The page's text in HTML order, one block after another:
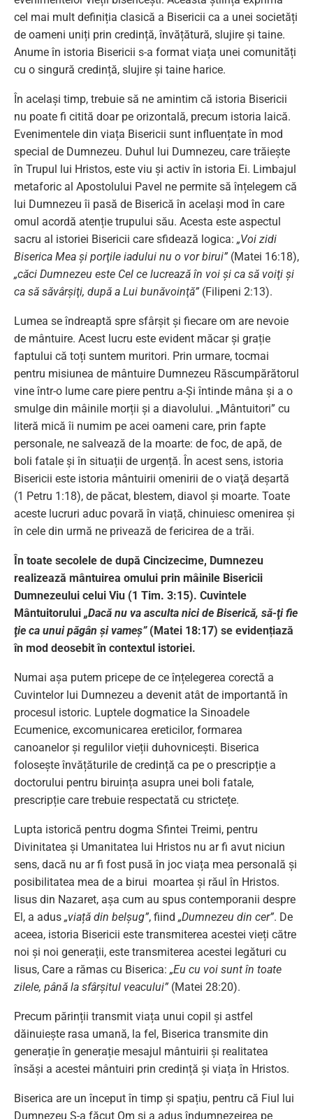
cel mai mult definiția clasică a Bisericii ca a unei societăți
de oameni uniți prin credință, învățătură, slujire și taine.
Anume în istoria Bisericii s-a format viața unei comunități
cu o singură credință, slujire și taine harice.
În același timp, trebuie să ne amintim că istoria Bisericii
nu poate fi citită doar pe orizontală, precum istoria laică.
Evenimentele din viața Bisericii sunt influențate în mod
special de Dumnezeu. Duhul lui Dumnezeu, care trăiește
în Trupul lui Hristos, este viu și activ în istoria Ei. Limbajul
metaforic al Apostolului Pavel ne permite să înțelegem că
lui Dumnezeu îi pasă de Biserică în același mod în care
omul acordă atenție trupului său. Acesta este aspectul
sacru al istoriei Bisericii care sfidează logica: „Voi zidi
Biserica Mea şi porţile iadului nu o vor birui” (Matei 16:18),
„căci Dumnezeu este Cel ce lucrează în voi şi ca să voiţi şi
ca să săvârşiţi, după a Lui bunăvoinţă” (Filipeni 2:13).
Lumea se îndreaptă spre sfârșit și fiecare om are nevoie
de mântuire. Acest lucru este evident măcar și grație
faptului că toți suntem muritori. Prin urmare, tocmai
pentru misiunea de mântuire Dumnezeu Răscumpărătorul
vine într-o lume care piere pentru a-Și întinde mâna și a o
smulge din mâinile morții și a diavolului. „Mântuitori” cu
literă mică îi numim pe acei oameni care, prin fapte
personale, ne salvează de la moarte: de foc, de apă, de
boli fatale și în situații de urgență. În acest sens, istoria
Bisericii este istoria mântuirii omenirii de o viaţă deşartă
(1 Petru 1:18), de păcat, blestem, diavol și moarte. Toate
aceste lucruri aduc povară în viață, chinuiesc omenirea și
în cele din urmă ne privează de fericirea de a trăi.
În toate secolele de după Cincizecime, Dumnezeu
realizează mântuirea omului prin mâinile Bisericii
Dumnezeului celui Viu (1 Tim. 3:15). Cuvintele
Mântuitorului „Dacă nu va asculta nici de Biserică, să-ţi fie
ţie ca unui păgân şi vameş”(Matei 18:17) se evidențiază
în mod deosebit în contextul istoriei.
Numai așa putem pricepe de ce înțelegerea corectă a
Cuvintelor lui Dumnezeu a devenit atât de importantă în
procesul istoric. Luptele dogmatice la Sinoadele
Ecumenice, excomunicarea ereticilor, formarea
canoanelor și regulilor vieții duhovnicești. Biserica
folosește învățăturile de credință ca pe o prescripție a
doctorului pentru biruința asupra unei boli fatale,
prescripție care trebuie respectată cu strictețe.
Lupta istorică pentru dogma Sfintei Treimi, pentru
Divinitatea și Umanitatea lui Hristos nu ar fi avut niciun
sens, dacă nu ar fi fost pusă în joc viața mea personală și
posibilitatea mea de a birui moartea și răul în Hristos.
Iisus din Nazaret, așa cum au spus contemporanii despre
El, a adus „viață din belșug”, fiind „Dumnezeu din cer”. De
aceea, istoria Bisericii este transmiterea acestei vieți către
noi și noi generații, este transmiterea acestei legături cu
Iisus, Care a rămas cu Biserica: „Eu cu voi sunt în toate
zilele, până la sfârşitul veacului” (Matei 28:20).
Precum părinții transmit viața unui copil și astfel
dăinuiește rasa umană, la fel, Biserica transmite din
generație în generație mesajul mântuirii și realitatea
însăși a acestei mântuiri prin credință și viața în Hristos.
Biserica are un început în timp și spațiu, pentru că Fiul lui
Dumnezeu S-a făcut Om și a adus îndumnezeirea pe